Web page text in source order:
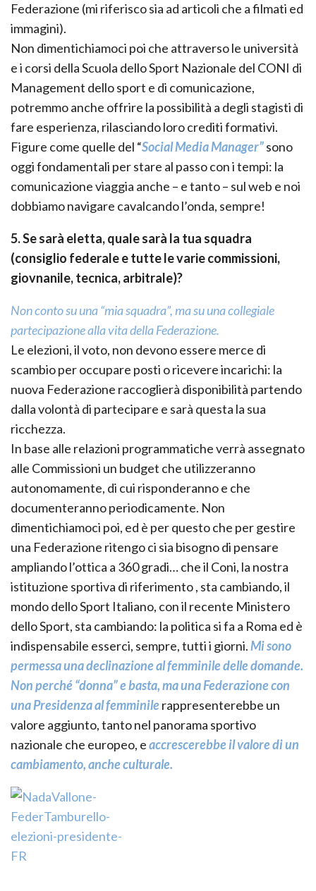
Federazione (mi riferisco sia ad articoli che a filmati ed
immagini).
Non dimentichiamoci poi che attraverso le università
e i corsi della Scuola dello Sport Nazionale del CONI di
Management dello sport e di comunicazione,
potremmo anche offrire la possibilità a degli stagisti di
fare esperienza, rilasciando loro crediti formativi.
Figure come quelle del “Social Media Manager”sono
oggi fondamentali per stare al passo con i tempi: la
comunicazione viaggia anche – e tanto – sul web e noi
dobbiamo navigare cavalcando l’onda, sempre!
5. Se sarà eletta, quale sarà la tua squadra
(consiglio federale e tutte le varie commissioni,
giovnanile, tecnica, arbitrale)?
Non conto su una “mia squadra”, ma su una collegiale
partecipazione alla vita della Federazione.
Le elezioni, il voto, non devono essere merce di
scambio per occupare posti o ricevere incarichi: la
nuova Federazione raccoglierà disponibilità partendo
dalla volontà di partecipare e sarà questa la sua
ricchezza.
In base alle relazioni programmatiche verrà assegnato
alle Commissioni un budget che utilizzeranno
autonomamente, di cui risponderanno e che
documenteranno periodicamente. Non
dimentichiamoci poi, ed è per questo che per gestire
una Federazione ritengo ci sia bisogno di pensare
ampliando l’ottica a 360 gradi… che il Coni, la nostra
istituzione sportiva di riferimento , sta cambiando, il
mondo dello Sport Italiano, con il recente Ministero
dello Sport, sta cambiando: la politica si fa a Roma ed è
indispensabile esserci, sempre, tutti i giorni.Mi sono
permessa una declinazione al femminile delle domande.
Non perché “donna” e basta, ma una Federazione con
una Presidenza al femminilerappresenterebbe un
valore aggiunto, tanto nel panorama sportivo
nazionale che europeo, eaccrescerebbe il valore di un
cambiamento, anche culturale.